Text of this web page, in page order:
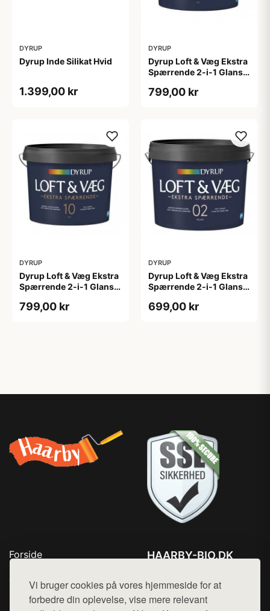
Vi bruger cookies på vores hjemmeside for at
forbedre din oplevelse, vise mere relevant
DYRUP
Dyrup Inde Silikat Hvid
1.399,00 kr
DYRUP
Dyrup Loft & Væg Ekstra
Spærrende 2-i-1 Glans
799,00 kr
DYRUP
Dyrup Loft & Væg Ekstra
Spærrende 2-i-1 Glans
799,00 kr
DYRUP
Dyrup Loft & Væg Ekstra
Spærrende 2-i-1 Glans 2
699,00 kr
Forside
Top Rabatter
Jotun maling
HAARBY-BIO.DK
Mail: hej@want.dk